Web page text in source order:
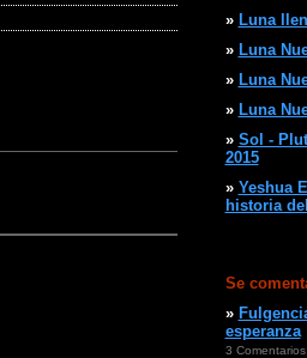
» Luna
» Luna
» Luna
» Luna
» Sol -
2015
» Yeshua
historia
Se
»
esperanza
3 Comentarios: